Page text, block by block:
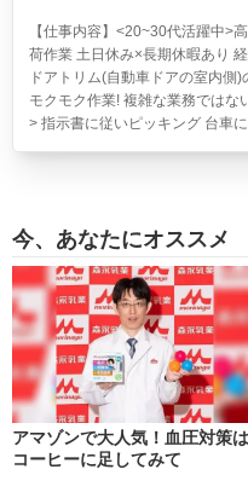
【仕事内容】<20~30代活躍中>
荷作業 土日休み×長期休暇あり
ドアトリム(自動車ドアの室内側
モクモク作業! 複雑な業務では
> 指示書に従いピッキング 台車
今、あなたにオススメ
アマゾンで大人気！血圧対策は
コーヒーに足してみて